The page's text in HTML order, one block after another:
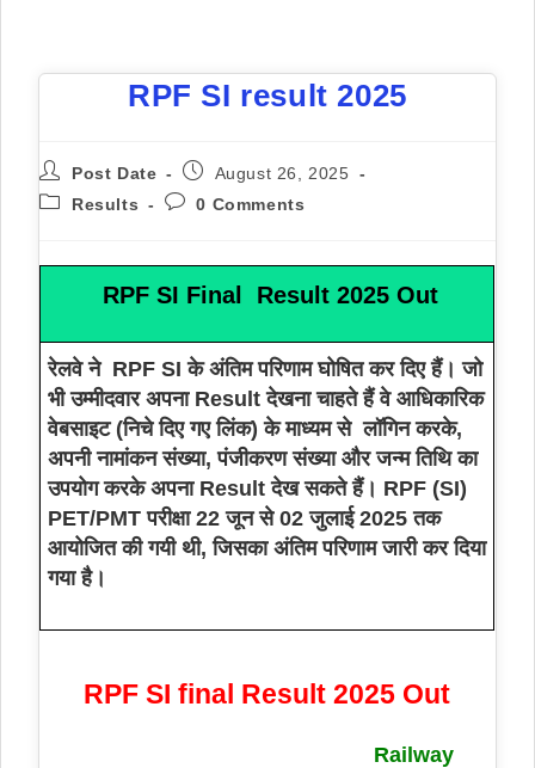
RPF SI result 2025
Post Date
August 26, 2025
Results
0 Comments
RPF SI Final Result 2025 Out
रेलवे ने RPF SI के अंतिम परिणाम घोषित कर दिए हैं। जो
भी उम्मीदवार अपना Result देखना चाहते हैं वे आधिकारिक
वेबसाइट (निचे दिए गए लिंक) के माध्यम से लॉगिन करके,
अपनी नामांकन संख्या, पंजीकरण संख्या और जन्म तिथि का
उपयोग करके अपना Result देख सकते हैं। RPF (SI)
PET/PMT परीक्षा 22 जून से 02 जुलाई 2025 तक
आयोजित की गयी थी, जिसका अंतिम परिणाम जारी कर दिया
गया है।
RPF SI final Result 2025 Out
Railway